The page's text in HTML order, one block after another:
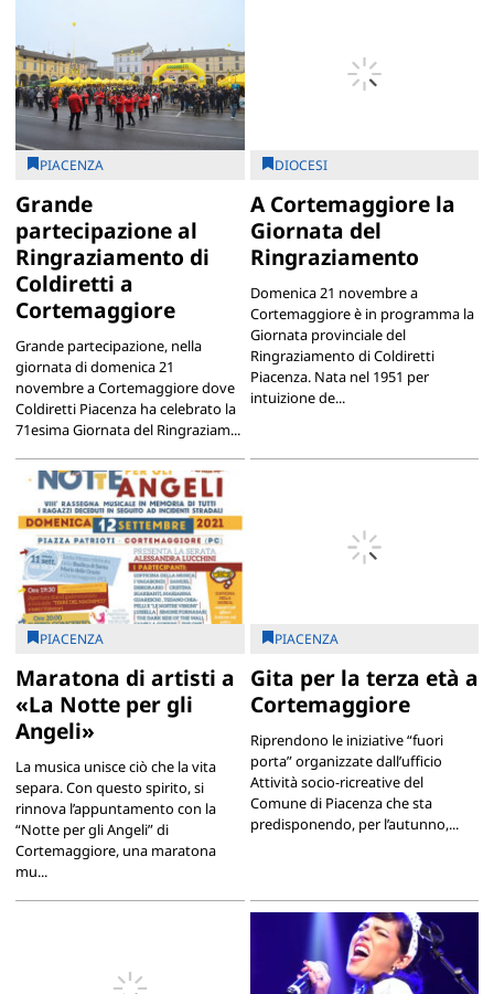
PIACENZA
Grande
partecipazione al
Ringraziamento di
Coldiretti a
Cortemaggiore
Grande partecipazione, nella
giornata di domenica 21
novembre a Cortemaggiore dove
Coldiretti Piacenza ha celebrato la
71esima Giornata del Ringraziam...
DIOCESI
A Cortemaggiore la
Giornata del
Ringraziamento
Domenica 21 novembre a
Cortemaggiore è in programma la
Giornata provinciale del
Ringraziamento di Coldiretti
Piacenza. Nata nel 1951 per
intuizione de...
PIACENZA
Maratona di artisti a
«La Notte per gli
Angeli»
La musica unisce ciò che la vita
separa. Con questo spirito, si
rinnova l’appuntamento con la
“Notte per gli Angeli” di
Cortemaggiore, una maratona
mu...
PIACENZA
Gita per la terza età a
Cortemaggiore
Riprendono le iniziative “fuori
porta” organizzate dall’ufficio
Attività socio-ricreative del
Comune di Piacenza che sta
predisponendo, per l’autunno,...